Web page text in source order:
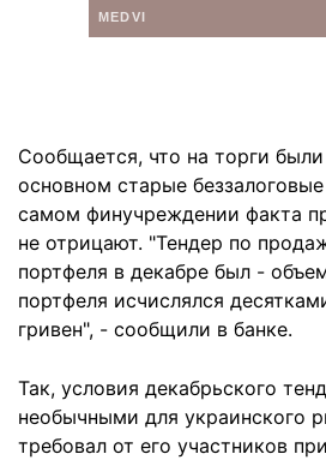
Сообщается, что на торги
основном старые
самом финучреждении факта
не отрицают. "Тендер по
портфеля в декабре был -
портфеля исчислялся
гривен", - сообщили в банке.
Так, условия декабрьского
необычными для украинского
требовал от его участников